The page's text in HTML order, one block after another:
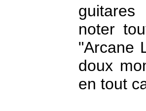
noter
"Arcane
doux
en tout